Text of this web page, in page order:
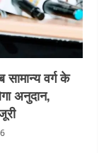
सामान्य वर्ग के
अनुदान,